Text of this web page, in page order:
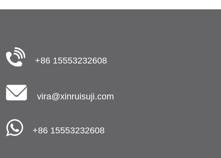
+86 15553232608
vira@xinruisuji.com
+86 15553232608